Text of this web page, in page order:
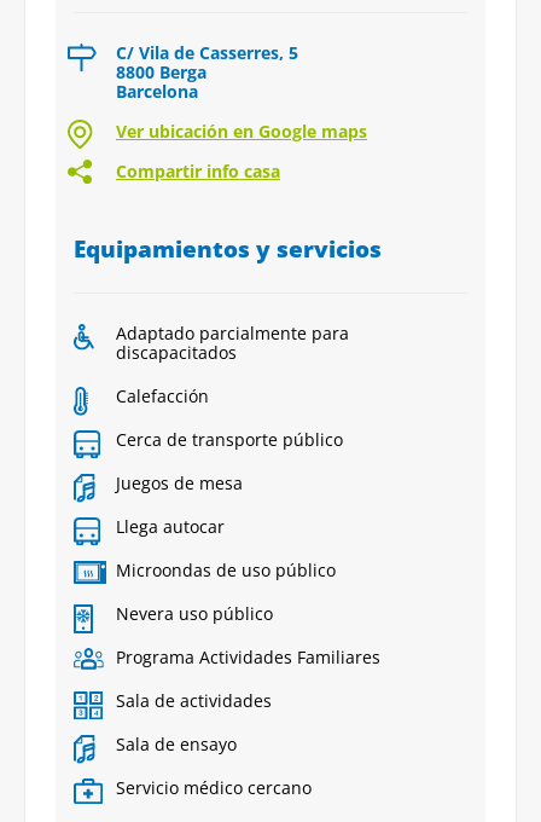
C/ Vila de Casserres, 5
8800 Berga
Barcelona
Ver ubicación en Google maps
Compartir info casa
Equipamientos y servicios
Adaptado parcialmente para
discapacitados
Calefacción
Cerca de transporte público
Juegos de mesa
Llega autocar
Microondas de uso público
Nevera uso público
Programa Actividades Familiares
Sala de actividades
Sala de ensayo
Servicio médico cercano